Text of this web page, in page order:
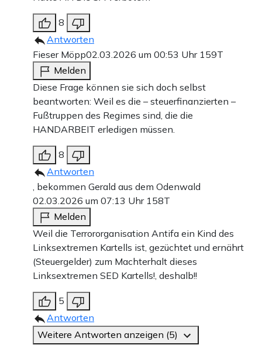
8
Antworten
Fieser Möpp02.03.2026 um 00:53 Uhr 159T
Melden
Diese Frage können sie sich doch selbst
beantworten: Weil es die – steuerfinanzierten –
Fußtruppen des Regimes sind, die die
HANDARBEIT erledigen müssen.
8
Antworten
, bekommen Gerald aus dem Odenwald
02.03.2026 um 07:13 Uhr 158T
Melden
Weil die Terrororganisation Antifa ein Kind des
Linksextremen Kartells ist, gezüchtet und ernährt
(Steuergelder) zum Machterhalt dieses
Linksextremen SED Kartells!, deshalb!!
5
Antworten
Weitere Antworten anzeigen (5)